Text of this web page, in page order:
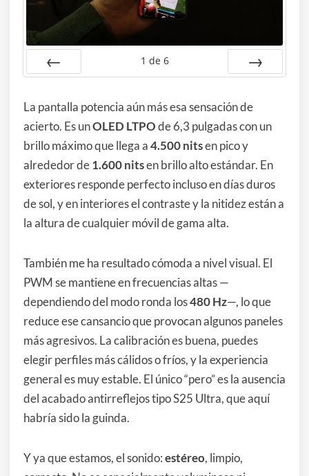
1 de 6
La pantalla potencia aún más esa sensación de
acierto. Es unOLED LTPOde 6,3 pulgadas con un
brillo máximo que llega a4.500 nitsen pico y
alrededor de1.600 nitsen brillo alto estándar. En
exteriores responde perfecto incluso en días duros
de sol, y en interiores el contraste y la nitidez están a
la altura de cualquier móvil de gama alta.
También me ha resultado cómoda a nivel visual. El
PWM se mantiene en frecuencias altas —
dependiendo del modo ronda los480 Hz—, lo que
reduce ese cansancio que provocan algunos paneles
más agresivos. La calibración es buena, puedes
elegir perfiles más cálidos o fríos, y la experiencia
general es muy estable. El único “pero” es la ausencia
del acabado antirreflejos tipo S25 Ultra, que aquí
habría sido la guinda.
Y ya que estamos, el sonido:estéreo, limpio,